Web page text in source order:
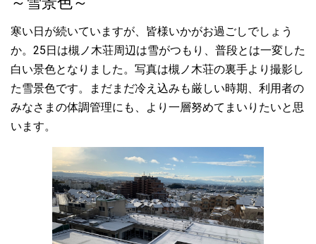
☆面会 一時見合わせのご案
内 10月19日、職
員1名の新型コロナウイルス陽性が確認されました。これを受け
て、利用者様へのご面会を一時見合わせることといたしました。
なお、現在のところ利用者様の発症はございません。面会再開の
際には当ホームページでもご案内させていただきます。たいへん
ご迷惑をおかけいたしますが、ご理解、ご協力の程よろしくお願
2022.10.01
☆面会についてのごあんな
い
10月1日より利
用者様との共有スペースでの面会を再開させていただいておりま
寒い日が続いていますが、皆様いかがお過ごしでしょう
か。25日は槻ノ木荘周辺は雪がつもり、普段とは一変した
白い景色となりました。写真は槻ノ木荘の裏手より撮影し
た雪景色です。まだまだ冷え込みも厳しい時期、利用者の
みなさまの体調管理にも、より一層努めてまいりたいと思
います。